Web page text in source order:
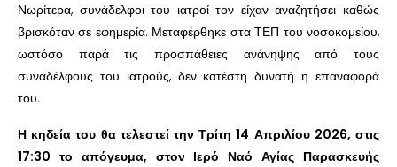
Νωρίτερα, συνάδελφοι του ιατροί τον είχαν αναζητήσει καθώς
βρισκόταν σε εφημερία. Μεταφέρθηκε στα ΤΕΠ του νοσοκομείου,
ωστόσο παρά τις προσπάθειες ανάνηψης από τους
συναδέλφους του ιατρούς, δεν κατέστη δυνατή η επαναφορά
του.
Η κηδεία του θα τελεστεί την Τρίτη 14 Απριλίου 2026, στις
17:30 το απόγευμα, στον Ιερό Ναό Αγίας Παρασκευής